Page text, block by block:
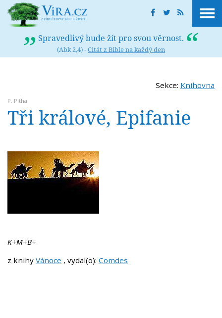
Spravedlivý bude žít pro svou věrnost.
(Abk 2,4) -Citát z Bible na každý den
Sekce: Knihovna
P. Piťha
Tři králové, Epifanie
K+M+B+
z knihy Vánoce , vydal(o): Comdes